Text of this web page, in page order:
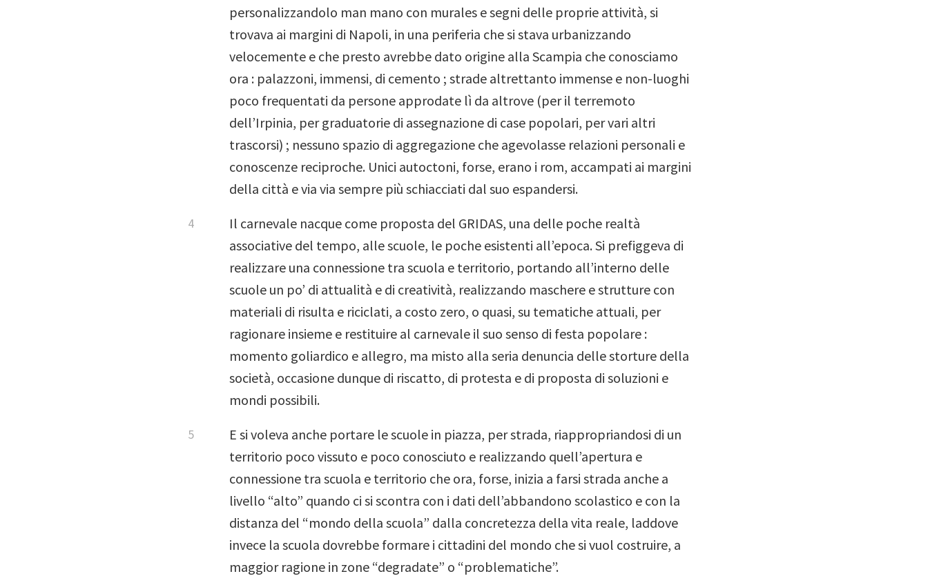
personalizzandolo man mano con murales e segni delle proprie attività, si
trovava ai margini di Napoli, in una periferia che si stava urbanizzando
velocemente e che presto avrebbe dato origine alla Scampia che conosciamo
ora : palazzoni, immensi, di cemento ; strade altrettanto immense e non-luoghi
poco frequentati da persone approdate lì da altrove (per il terremoto
dell’Irpinia, per graduatorie di assegnazione di case popolari, per vari altri
trascorsi) ; nessuno spazio di aggregazione che agevolasse relazioni personali e
conoscenze reciproche. Unici autoctoni, forse, erano i rom, accampati ai margini
della città e via via sempre più schiacciati dal suo espandersi.
Il carnevale nacque come proposta del GRIDAS, una delle poche realtà
associative del tempo, alle scuole, le poche esistenti all’epoca.Si prefiggeva di
realizzare una connessione tra scuola e territorio, portando all’interno delle
scuole un po’ di attualità e di creatività, realizzando maschere e strutture con
materiali di risulta e riciclati, a costo zero, o quasi, su tematiche attuali, per
ragionare insieme e restituire al carnevale il suo senso di festa popolare :
momento goliardico e allegro, ma misto alla seria denuncia delle storture della
società, occasione dunque di riscatto, di protesta e di proposta di soluzioni e
mondi possibili.
E si voleva anche portare le scuole in piazza, per strada, riappropriandosi di un
territorio poco vissuto e poco conosciuto e realizzando quell’apertura e
connessione tra scuola e territorio che ora, forse, inizia a farsi strada anche a
livello “alto” quando ci si scontra con i dati dell’abbandono scolastico e con la
distanza del “mondo della scuola” dalla concretezza della vita reale, laddove
invece la scuola dovrebbe formare i cittadini del mondo che si vuol costruire, a
maggior ragione in zone “degradate” o “problematiche”.